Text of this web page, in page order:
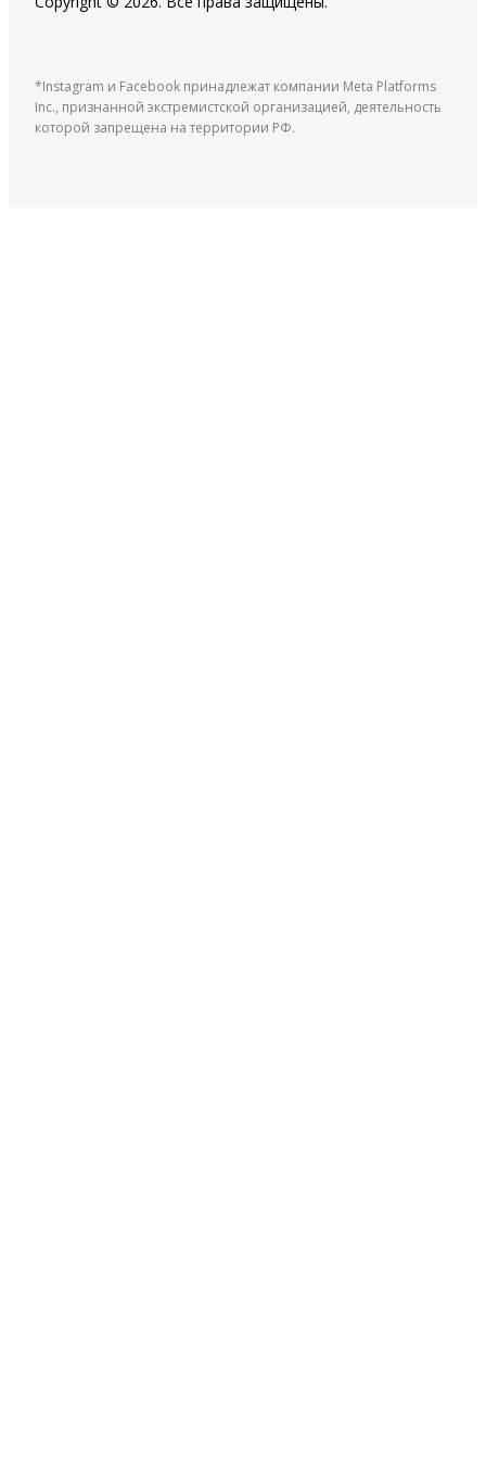
*Instagram и Facebook принадлежат компании Meta Platforms
Inc., признанной экстремистской организацией, деятельность
которой запрещена на территории РФ.